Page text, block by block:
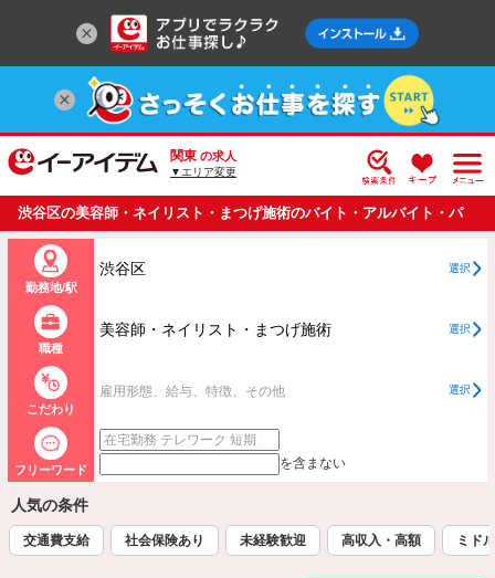
関東 の求人
▼エリア変更
渋谷区の美容師・ネイリスト・まつげ施術のバイト・アルバイト・パ
ートの求人情報一覧
勤務地/駅
渋谷区 選択
職種
美容師・ネイリスト・まつげ施術 選択
こだわり
雇用形態、給与、特徴、その他 選択
フリーワード を含まない
人気の条件
交通費支給 社会保険あり 未経験歓迎 高収入・高額 ミド